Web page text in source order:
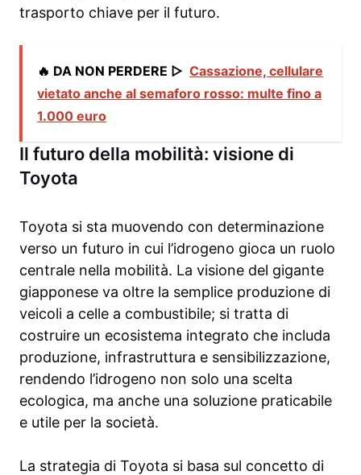
trasporto chiave per il futuro.
🔥 DA NON PERDERE ▷ Cassazione, cellulare
vietato anche al semaforo rosso: multe fino a
1.000 euro
Il futuro della mobilità: visione di
Toyota
Toyota si sta muovendo con determinazione
verso un futuro in cui l’idrogeno gioca un ruolo
centrale nella mobilità. La visione del gigante
giapponese va oltre la semplice produzione di
veicoli a celle a combustibile; si tratta di
costruire un ecosistema integrato che includa
produzione, infrastruttura e sensibilizzazione,
rendendo l’idrogeno non solo una scelta
ecologica, ma anche una soluzione praticabile
e utile per la società.
La strategia di Toyota si basa sul concetto di